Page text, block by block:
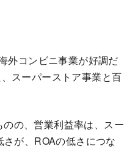
外コンビニ事業が好調だ
スーパーストア事業と百
の、営業利益率は、スー
が、ROAの低さにつな